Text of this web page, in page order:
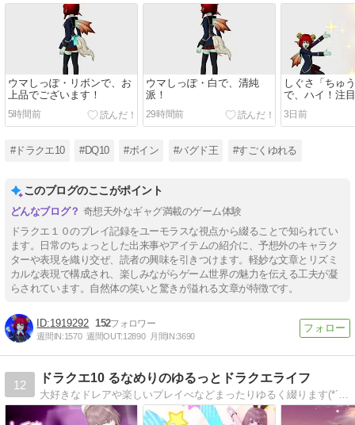
ウマしっぽ・リボンで、お
上品でございます！
5時間前
ウマしっぽ・白で、清純
派！
29時間前
しぐさ「ちゅ
で、ハイ！注
3日前
#ドラクエ10 #DQ10 #ボイン #バグド王 #すごくゆれる
このブログのここがポイント
奇想天外なギャグ満載のゲーム体験
ドラクエ１０のプレイ記録をユーモラスな視点から綴ることで知られてい
ます。日常のちょっとした出来事やアイテムの紹介に、予想外のキャラク
ターや表現を織り交ぜ、読者の興味を引きつけます。軽妙な文章とリズミ
カルな表現で構成され、楽しみながらゲーム世界の魅力を伝える工夫が凝
らされています。自然体の笑いと驚きが溢れる文章が特徴です。
1919292 152
週間IN:1570 週間OUT:12890 月間IN:3690
12
ドラクエ10 るなめりのゆるっとドラクエライフ